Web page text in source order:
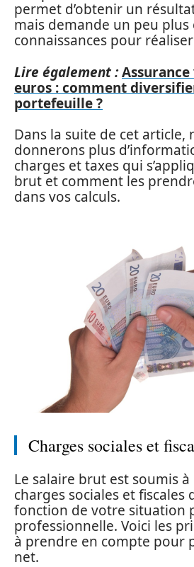
permet d’obtenir un
mais demande un peu plus
connaissances pour
Lire également :
euros : comment
portefeuille ?
Dans la suite de cet article,
donnerons plus
charges et taxes qui
brut et comment les
dans vos calculs.
Charges sociales et
Le salaire brut est soumis
charges sociales et fiscales
fonction de votre situation
professionnelle. Voici les
à prendre en compte pour
net.